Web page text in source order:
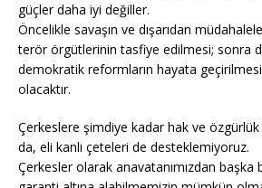
güçler daha iyi değiller.
Öncelikle savaşın ve dışarıdan
terör örgütlerinin tasfiye edilmesi; sonra
demokratik reformların hayata
olacaktır.
Çerkeslere şimdiye kadar hak ve özgürlük
da, eli kanlı çeteleri de desteklemiyoruz.
Çerkesler olarak anavatanımızdan başka